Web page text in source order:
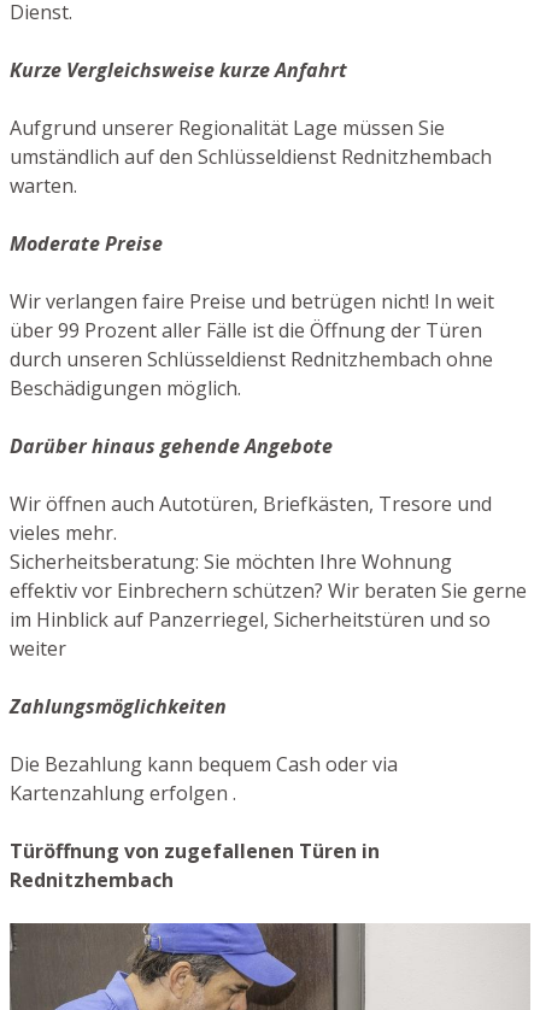
Dienst.
Kurze Vergleichsweise kurze Anfahrt
Aufgrund unserer Regionalität Lage müssen Sie
umständlich auf den Schlüsseldienst Rednitzhembach
warten.
Moderate Preise
Wir verlangen faire Preise und betrügen nicht! In weit
über 99 Prozent aller Fälle ist die Öffnung der Türen
durch unseren Schlüsseldienst Rednitzhembach ohne
Beschädigungen möglich.
Darüber hinaus gehende Angebote
Wir öffnen auch Autotüren, Briefkästen, Tresore und
vieles mehr.
Sicherheitsberatung: Sie möchten Ihre Wohnung
effektiv vor Einbrechern schützen? Wir beraten Sie gerne
im Hinblick auf Panzerriegel, Sicherheitstüren und so
weiter
Zahlungsmöglichkeiten
Die Bezahlung kann bequem Cash oder via
Kartenzahlung erfolgen .
Türöffnung von zugefallenen Türen in
Rednitzhembach